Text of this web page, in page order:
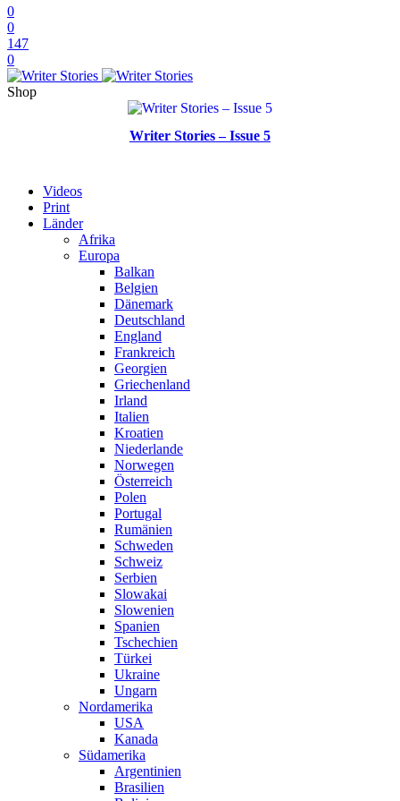
0
0
147
0
Shop
Writer Stories – Issue 5
Videos
Print
Länder
Afrika
Europa
Balkan
Belgien
Dänemark
Deutschland
England
Frankreich
Georgien
Griechenland
Irland
Italien
Kroatien
Niederlande
Norwegen
Österreich
Polen
Portugal
Rumänien
Schweden
Schweiz
Serbien
Slowakai
Slowenien
Spanien
Tschechien
Türkei
Ukraine
Ungarn
Nordamerika
USA
Kanada
Südamerika
Argentinien
Brasilien